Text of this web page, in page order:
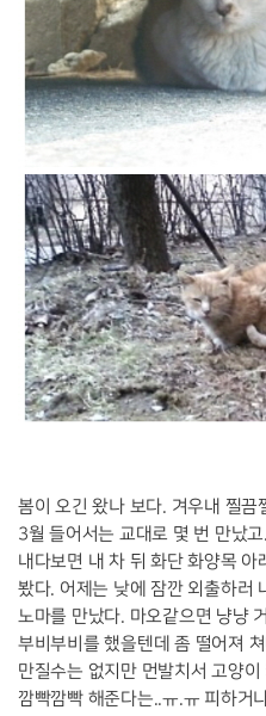
봄이 오긴 왔나 보다. 겨우내 찔
3월 들어서는 교대로 몇 번 만났
내다보면 내 차 뒤 화단 화양목 아
봤다. 어제는 낮에 잠깐 외출하러
노마를 만났다. 마오같으면 냥냥
부비부비를 했을텐데 좀 떨어져
만질수는 없지만 먼발치서 고양
깜빡깜빡 해준다는..ㅠ.ㅠ 피하거